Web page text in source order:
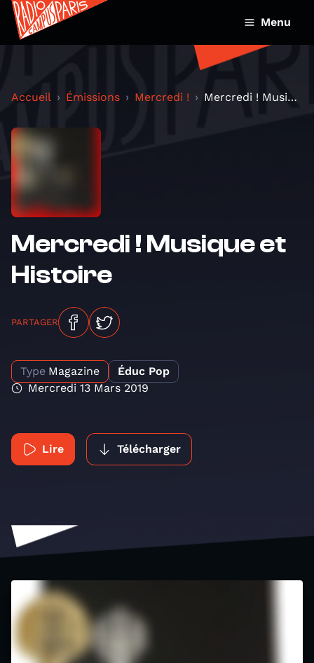
Menu
Accueil Émissions Mercredi ! Mercredi ! Musique et Histoire
Mercredi ! Musique et
Histoire
PARTAGER
Type Magazine
Éduc Pop
Mercredi 13 Mars 2019
Lire Télécharger